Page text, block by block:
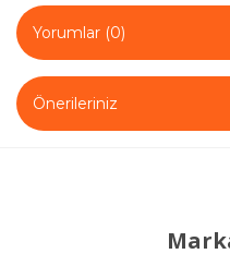
Yorumlar (0)
Önerileriniz